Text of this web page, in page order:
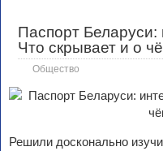
Паспорт
Что скрывает и о
Общество
Решили досконально